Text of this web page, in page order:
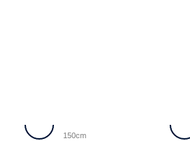
150cm